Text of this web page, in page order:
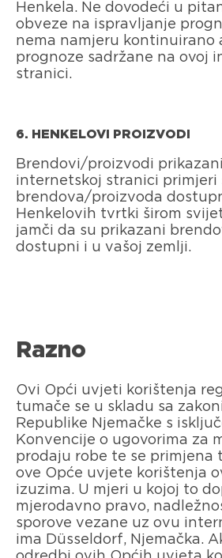
Henkela. Ne dovodeći u
obveze na ispravljanje
nema namjeru kontinuirano
prognoze sadržane na ovoj
stranici.
6. HENKELOVI PROIZVODI
Brendovi/proizvodi
internetskoj stranici primjeri
brendova/proizvoda
Henkelovih tvrtki širom
jamči da su prikazani
dostupni i u vašoj zemlji.
Razno
Ovi Opći uvjeti korištenja
tumače se u skladu sa
Republike Njemačke s
Konvencije o ugovorima za
prodaju robe te se primjena
ove Opće uvjete korištenja
izuzima. U mjeri u kojoj to
mjerodavno pravo,
sporove vezane uz ovu
ima Düsseldorf, Njemačka.